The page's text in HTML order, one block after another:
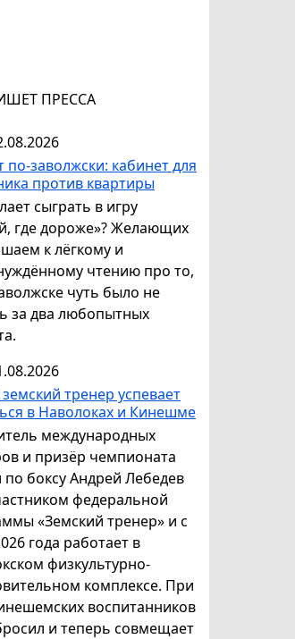
ПРЕССА
по-заволжски: кабинет для
против квартиры
сыграть в игру
где дороже»? Желающих
к лёгкому и
чтению про то,
чуть было не
за два любопытных
тренер успевает
в Наволоках и Кинешме
международных
и призёр чемпионата
по боксу Андрей Лебедев
федеральной
«Земский тренер» и с
года работает в
физкультурно-
комплексе. При
воспитанников
и теперь совмещает